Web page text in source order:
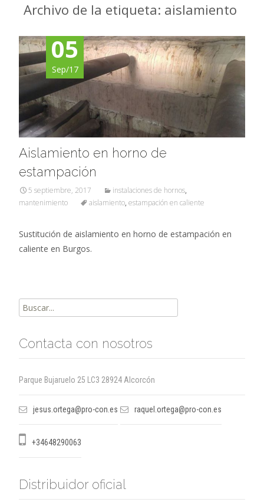
Archivo de la etiqueta: aislamiento
05
Sep/17
Aislamiento en horno de
estampación
5 septiembre, 2017 instalaciones de hornos,
mantenimiento
aislamiento, estampación en caliente
Sustitución de aislamiento en horno de estampación en
caliente en Burgos.
Buscar
por:
Contacta con nosotros
Parque Bujaruelo 25 LC3 28924 Alcorcón
jesus.ortega@pro-con.es raquel.ortega@pro-con.es
+34648290063
Distribuidor oficial